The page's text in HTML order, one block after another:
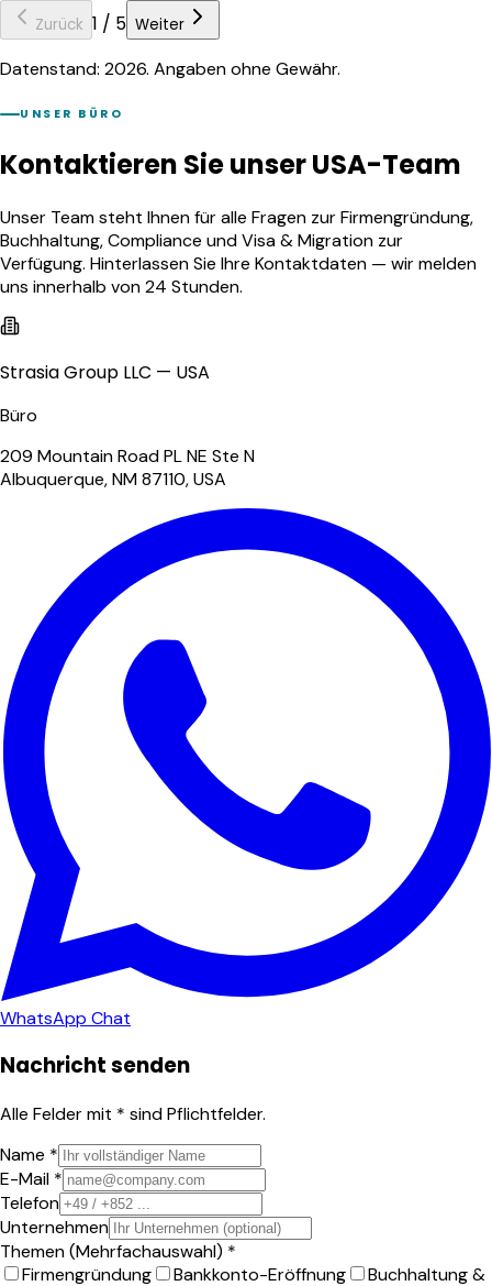
Zurück 1 / 5 Weiter
Datenstand: 2026. Angaben ohne Gewähr.
UNSER BÜRO
Kontaktieren Sie unser USA-Team
Unser Team steht Ihnen für alle Fragen zur Firmengründung,
Buchhaltung, Compliance und Visa & Migration zur
Verfügung. Hinterlassen Sie Ihre Kontaktdaten — wir melden
uns innerhalb von 24 Stunden.
Strasia Group LLC — USA
Büro
209 Mountain Road PL NE Ste N
Albuquerque, NM 87110, USA
WhatsApp Chat
Nachricht senden
Alle Felder mit * sind Pflichtfelder.
Name *
E-Mail *
Telefon
Unternehmen
Themen (Mehrfachauswahl) *
Firmengründung
Bankkonto-Eröffnung Buchhaltung &